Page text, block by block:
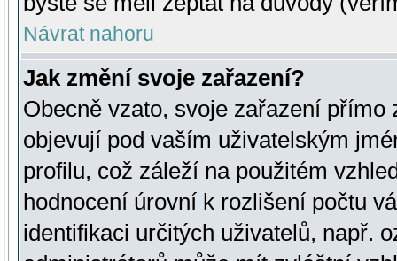
Návrat nahoru
Jak změní svoje zařazení?
Obecně vzato, svoje zařazení přímo
objevují pod vaším uživatelským
profilu, což záleží na použitém
hodnocení úrovní k rozlišení počtu
identifikaci určitých uživatelů, např.